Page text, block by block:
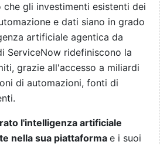
che gli investimenti esistenti dei
e dati siano in grado
artificiale agentica da
ServiceNow ridefiniscono la
grazie all'accesso a miliardi
di automazioni, fonti di
l'intelligenza artificiale
nella sua piattaforma e i suoi